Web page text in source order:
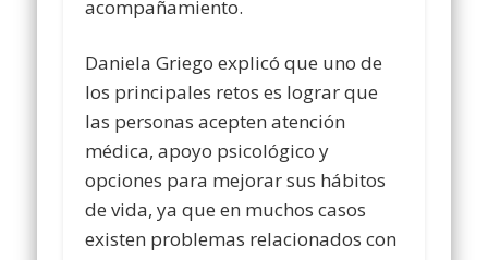
acompañamiento.
Daniela Griego explicó que uno de
los principales retos es lograr que
las personas acepten atención
médica, apoyo psicológico y
opciones para mejorar sus hábitos
de vida, ya que en muchos casos
existen problemas relacionados con